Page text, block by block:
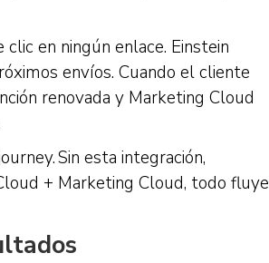
en ningún enlace. Einstein
envíos. Cuando el cliente
renovada y Marketing Cloud
Sin esta integración,
+ Marketing Cloud, todo fluye